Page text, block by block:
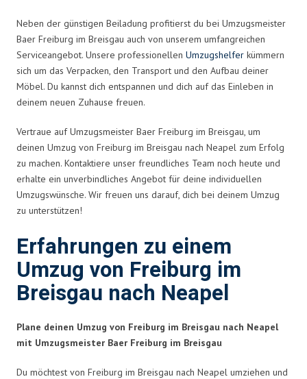
Neben der günstigen Beiladung profitierst du bei Umzugsmeister
Baer Freiburg im Breisgau auch von unserem umfangreichen
Serviceangebot. Unsere professionellen Umzugshelfer kümmern
sich um das Verpacken, den Transport und den Aufbau deiner
Möbel. Du kannst dich entspannen und dich auf das Einleben in
deinem neuen Zuhause freuen.
Vertraue auf Umzugsmeister Baer Freiburg im Breisgau, um
deinen Umzug von Freiburg im Breisgau nach Neapel zum Erfolg
zu machen. Kontaktiere unser freundliches Team noch heute und
erhalte ein unverbindliches Angebot für deine individuellen
Umzugswünsche. Wir freuen uns darauf, dich bei deinem Umzug
zu unterstützen!
Erfahrungen zu einem
Umzug von Freiburg im
Breisgau nach Neapel
Plane deinen Umzug von Freiburg im Breisgau nach Neapel
mit Umzugsmeister Baer Freiburg im Breisgau
Du möchtest von Freiburg im Breisgau nach Neapel umziehen und